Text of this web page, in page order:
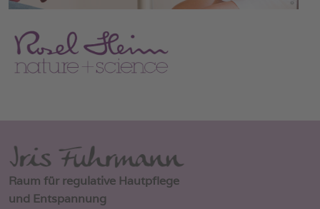
Raum für regulative Hautpflege
und Entspannung